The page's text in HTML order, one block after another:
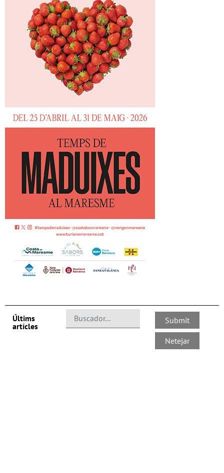
Últims
artícles